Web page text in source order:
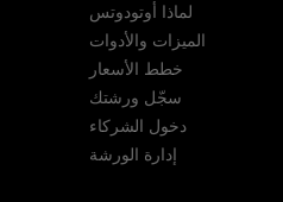
لماذا أوتودوتس
الميزات والأدوات
خطط الأسعار
سجّل ورشتك
دخول الشركاء
إدارة الورشة